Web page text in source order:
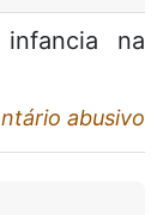
na
abusivo